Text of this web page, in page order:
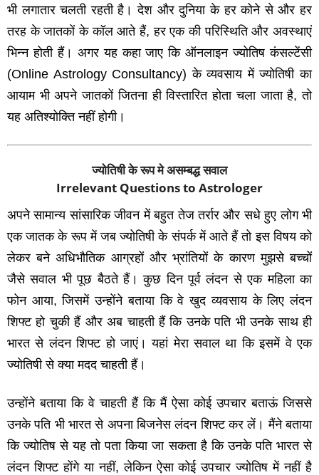
भी लगातार चलती रहती है। देश और दुनिया के हर कोने से और हर
तरह के जातकों के कॉल आते हैं, हर एक की परिस्थिति और अवस्‍थाएं
भिन्‍न होती हैं। अगर यह कहा जाए कि ऑनलाइन ज्‍योतिष कंसल्‍टेंसी
(Online Astrology Consultancy) के व्‍यवसाय में ज्‍योतिषी का
आयाम भी अपने जातकों जितना ही विस्‍तारित होता चला जाता है, तो
यह अतिश्‍योक्ति नहीं होगी।
ज्योतिषी के रूप मे असम्बद्ध सवाल
Irrelevant Questions to Astrologer
अपने सामान्‍य सांसारिक जीवन में बहुत तेज तर्रार और सधे हुए लोग भी
एक जातक के रूप में जब ज्‍योतिषी के संपर्क में आते हैं तो इस विषय को
लेकर बने अधिभौतिक आग्रहों और भ्रांतियों के कारण मुझसे बच्‍चों
जैसे सवाल भी पूछ बैठते हैं। कुछ दिन पूर्व लंदन से एक महिला का
फोन आया, जिसमें उन्‍होंने बताया कि वे खुद व्‍यवसाय के लिए लंदन
शिफ्ट हो चुकी हैं और अब चाहती हैं कि उनके पति भी उनके साथ ही
भारत से लंदन शिफ्ट हो जाएं। यहां मेरा सवाल था कि इसमें वे एक
ज्‍योतिषी से क्‍या मदद चाहती हैं।
उन्‍होंने बताया कि वे चाहती हैं कि मैं ऐसा कोई उपचार बताऊं जिससे
उनके पति भी भारत से अपना बिजनेस लंदन शिफ्ट कर लें। मैंने बताया
कि ज्‍योतिष से यह तो पता किया जा सकता है कि उनके पति भारत से
लंदन शिफ्ट होंगे या नहीं, लेकिन ऐसा कोई उपचार ज्‍योतिष में नहीं है